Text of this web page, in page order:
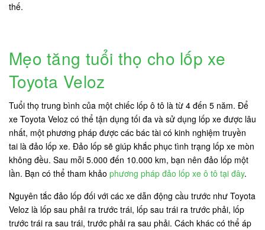
thế.
Mẹo tăng tuổi thọ cho lốp xe
Toyota Veloz
Tuổi thọ trung bình của một chiếc lốp ô tô là từ 4 đến 5 năm. Để
xe Toyota Veloz có thể tận dụng tối đa và sử dụng lốp xe được lâu
nhất, một phương pháp được các bác tài có kinh nghiệm truyền
tai là đảo lốp xe. Đảo lốp sẽ giúp khắc phục tình trạng lốp xe mòn
không đều. Sau mỗi 5.000 đến 10.000 km, bạn nên đảo lốp một
lần. Bạn có thể tham khảo phương pháp đảo lốp xe ô tô tại đây.
Nguyên tắc đảo lốp đối với các xe dẫn động cầu trước như Toyota
Veloz là lốp sau phải ra trước trái, lốp sau trái ra trước phải, lốp
trước trái ra sau trái, trước phải ra sau phải. Cách khác có thể áp